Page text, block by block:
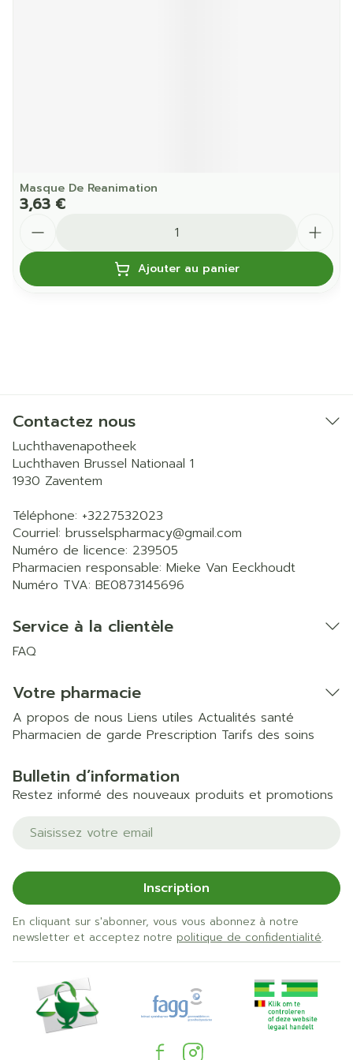
Masque De Reanimation
3,63 €
Ajouter au panier
Contactez nous
Luchthavenapotheek
Luchthaven Brussel Nationaal 1
1930 Zaventem
Téléphone: +3227532023
Courriel: brusselspharmacy@gmail.com
Numéro de licence: 239505
Pharmacien responsable: Mieke Van Eeckhoudt
Numéro TVA: BE0873145696
Service à la clientèle
FAQ
Votre pharmacie
A propos de nous Liens utiles Actualités santé
Pharmacien de garde Prescription Tarifs des soins
Bulletin d’information
Restez informé des nouveaux produits et promotions
Adresse mail
Inscription
En cliquant sur s'abonner, vous vous abonnez à notre
newsletter et acceptez notre politique de confidentialité.